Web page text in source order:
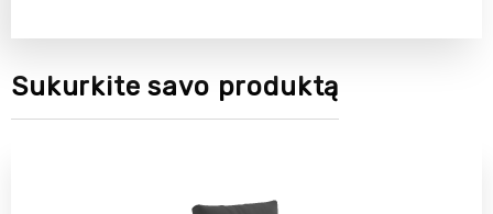
Sukurkite savo produktą